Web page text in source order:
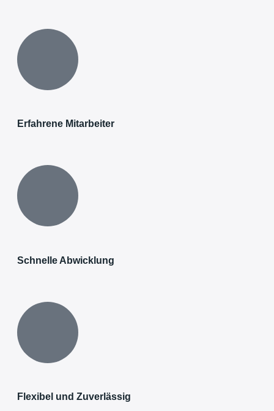
Erfahrene Mitarbeiter
Schnelle Abwicklung
Flexibel und Zuverlässig